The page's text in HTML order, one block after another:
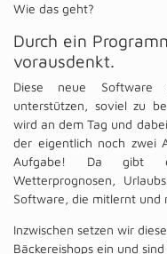
Wie das geht?
Durch ein
vorausdenkt.
Diese neue Software
unterstützen, soviel zu
wird an dem Tag und
der eigentlich noch zwei
Aufgabe! Da gibt
Wetterprognosen,
Software, die mitlernt und
Inzwischen setzen wir
Bäckereishops ein und